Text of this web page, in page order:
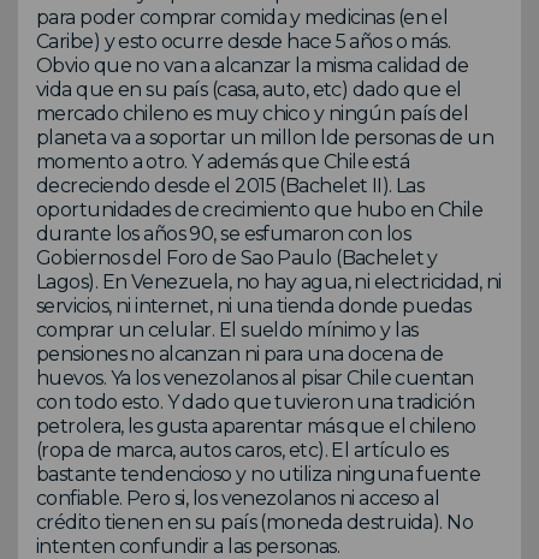
para poder comprar comida y medicinas (en el
Caribe) y esto ocurre desde hace 5 años o más.
Obvio que no van a alcanzar la misma calidad de
vida que en su país (casa, auto, etc) dado que el
mercado chileno es muy chico y ningún país del
planeta va a soportar un millon lde personas de un
momento a otro. Y además que Chile está
decreciendo desde el 2015 (Bachelet II). Las
oportunidades de crecimiento que hubo en Chile
durante los años 90, se esfumaron con los
Gobiernos del Foro de Sao Paulo (Bachelet y
Lagos). En Venezuela, no hay agua, ni electricidad, ni
servicios, ni internet, ni una tienda donde puedas
comprar un celular. El sueldo mínimo y las
pensiones no alcanzan ni para una docena de
huevos. Ya los venezolanos al pisar Chile cuentan
con todo esto. Y dado que tuvieron una tradición
petrolera, les gusta aparentar más que el chileno
(ropa de marca, autos caros, etc). El artículo es
bastante tendencioso y no utiliza ninguna fuente
confiable. Pero si, los venezolanos ni acceso al
crédito tienen en su país (moneda destruida). No
intenten confundir a las personas.